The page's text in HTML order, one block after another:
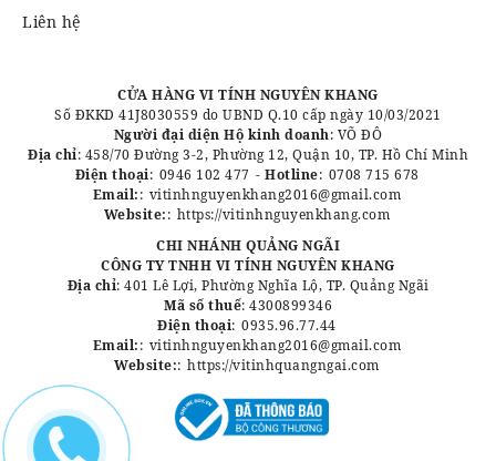
Liên hệ
CỬA HÀNG VI TÍNH NGUYÊN KHANG
Số ĐKKD 41J8030559 do UBND Q.10 cấp ngày 10/03/2021
Người đại diện Hộ kinh doanh: VÕ ĐÔ
Địa chỉ: 458/70 Đường 3-2, Phường 12, Quận 10, TP. Hồ Chí Minh
Điện thoại: 0946 102 477 - Hotline: 0708 715 678
Email:: vitinhnguyenkhang2016@gmail.com
Website:: https://vitinhnguyenkhang.com
CHI NHÁNH QUẢNG NGÃI
CÔNG TY TNHH VI TÍNH NGUYÊN KHANG
Địa chỉ: 401 Lê Lợi, Phường Nghĩa Lộ, TP. Quảng Ngãi
Mã số thuế: 4300899346
Điện thoại: 0935.96.77.44
Email:: vitinhnguyenkhang2016@gmail.com
Website:: https://vitinhquangngai.com